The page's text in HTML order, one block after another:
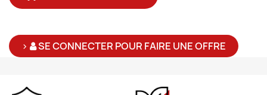
> SE CONNECTER POUR FAIRE UNE OFFRE